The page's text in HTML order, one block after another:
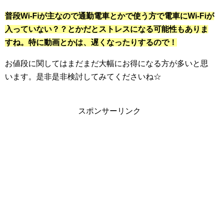
普段Wi-Fiが主なので通勤電車とかで使う方で電車にWi-Fiが
入っていない？？とかだとストレスになる可能性もありま
すね。特に動画とかは、遅くなったりするので！
お値段に関してはまだまだ大幅にお得になる方が多いと思
います。是非是非検討してみてくださいね☆
スポンサーリンク